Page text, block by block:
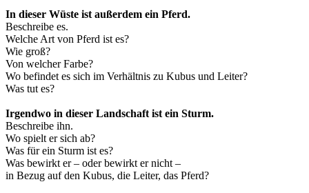
In dieser Wüste ist außerdem ein Pferd.
Beschreibe es.
Welche Art von Pferd ist es?
Wie groß?
Von welcher Farbe?
Wo befindet es sich im Verhältnis zu Kubus und Leiter?
Was tut es?
Irgendwo in dieser Landschaft ist ein Sturm.
Beschreibe ihn.
Wo spielt er sich ab?
Was für ein Sturm ist es?
Was bewirkt er – oder bewirkt er nicht –
in Bezug auf den Kubus, die Leiter, das Pferd?